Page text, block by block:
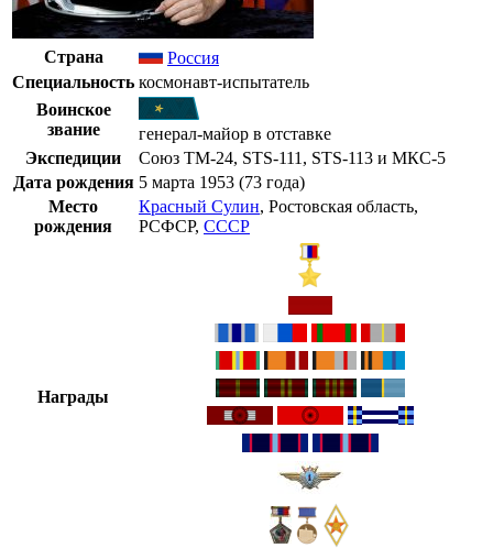
Страна
Россия
Специальность космонавт-испытатель
Воинское
звание
генерал-майор в отставке
Экспедиции
Союз ТМ-24, STS-111, STS-113 и МКС-5
Дата рождения 5 марта 1953 (73 года)
Место
рождения
Красный Сулин, Ростовская область,
РСФСР, СССР
Награды